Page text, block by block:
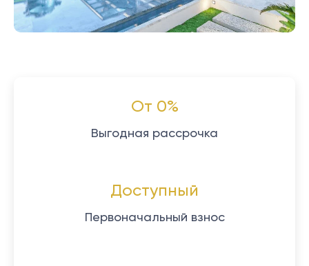
От 0%
Выгодная рассрочка
Доступный
Первоначальный взнос